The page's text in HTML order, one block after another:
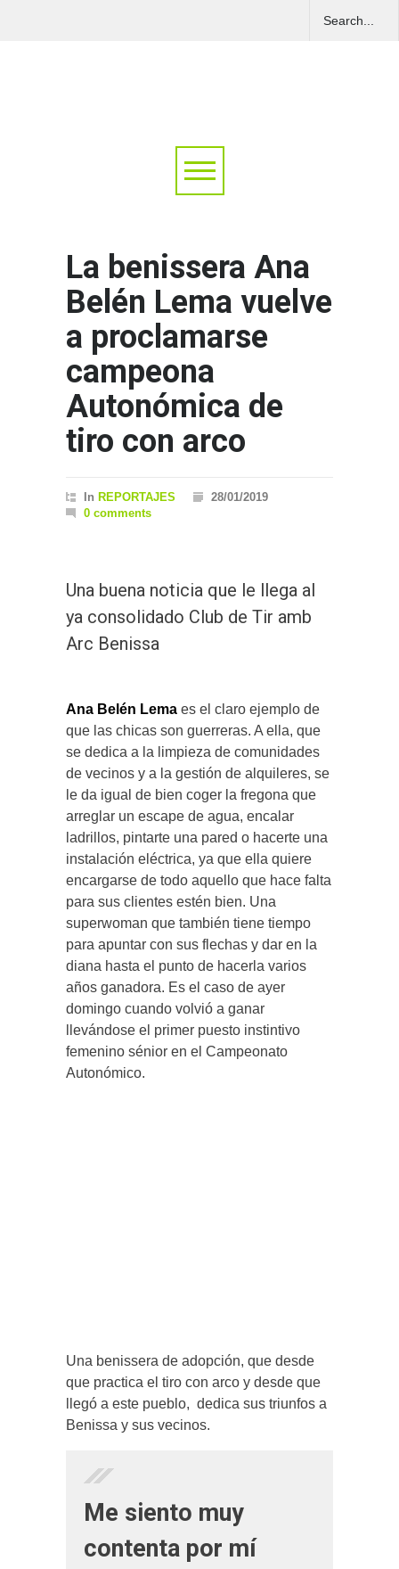
La benissera Ana
Belén Lema vuelve
a proclamarse
campeona
Autonómica de
tiro con arco
In REPORTAJES
28/01/2019
0 comments
Una buena noticia que le llega al
ya consolidado Club de Tir amb
Arc Benissa
Ana Belén Lema es el claro ejemplo de
que las chicas son guerreras. A ella, que
se dedica a la limpieza de comunidades
de vecinos y a la gestión de alquileres, se
le da igual de bien coger la fregona que
arreglar un escape de agua, encalar
ladrillos, pintarte una pared o hacerte una
instalación eléctrica, ya que ella quiere
encargarse de todo aquello que hace falta
para sus clientes estén bien. Una
superwoman que también tiene tiempo
para apuntar con sus flechas y dar en la
diana hasta el punto de hacerla varios
años ganadora. Es el caso de ayer
domingo cuando volvió a ganar
llevándose el primer puesto instintivo
femenino sénior en el Campeonato
Autonómico.
Una benissera de adopción, que desde
que practica el tiro con arco y desde que
llegó a este pueblo, dedica sus triunfos a
Benissa y sus vecinos.
Me siento muy
contenta por mí